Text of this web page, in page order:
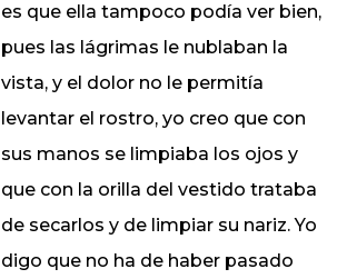
es que ella tampoco podía ver bien,
pues las lágrimas le nublaban la
vista, y el dolor no le permitía
levantar el rostro, yo creo que con
sus manos se limpiaba los ojos y
que con la orilla del vestido trataba
de secarlos y de limpiar su nariz. Yo
digo que no ha de haber pasado